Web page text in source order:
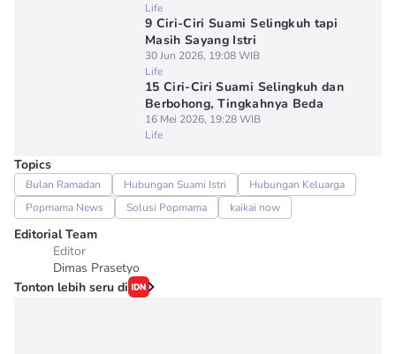
Life
9 Ciri-Ciri Suami Selingkuh tapi
Masih Sayang Istri
30 Jun 2026, 19:08 WIB
Life
15 Ciri-Ciri Suami Selingkuh dan
Berbohong, Tingkahnya Beda
16 Mei 2026, 19:28 WIB
Life
Topics
Bulan Ramadan Hubungan Suami Istri
Hubungan Keluarga
Popmama News
Solusi Popmama kaikai now
Editorial Team
Editor
Dimas Prasetyo
Tonton lebih seru di